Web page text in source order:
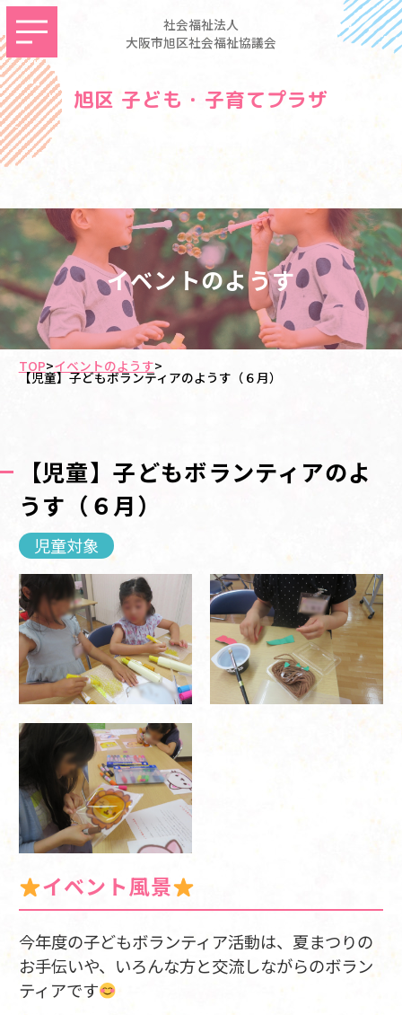
社会福祉法人
大阪市旭区社会福祉協議会
旭区 子ども・子育てプラザ
イベントのようす
TOP>イベントのようす>
【児童】子どもボランティアのようす（６月）
【児童】子どもボランティアのよ
うす（６月）
児童対象
イベント風景
今年度の子どもボランティア活動は、夏まつりの
お手伝いや、いろんな方と交流しながらのボラン
ティアです